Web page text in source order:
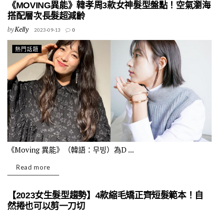
《MOVING異能》韓孝周3款女神髮型盤點！空氣瀏海
搭配層次長髮超減齡
byKelly 2023-09-13 0
熱門話題
《Moving 異能》（韓語：무빙）為D ...
Read more
【2023女生髮型趨勢】4款縮毛矯正齊短髮範本！自
然捲也可以剪一刀切